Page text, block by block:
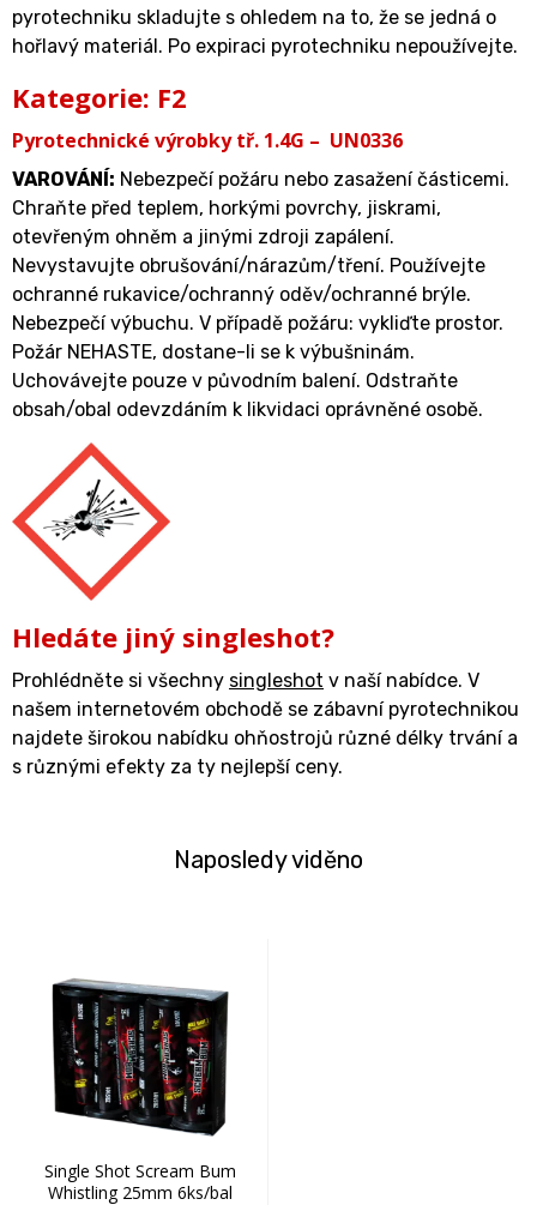
pyrotechniku skladujte s ohledem na to, že se jedná o
hořlavý materiál. Po expiraci pyrotechniku nepoužívejte.
Kategorie: F2
Pyrotechnické výrobky tř. 1.4G – UN0336
VAROVÁNÍ: Nebezpečí požáru nebo zasažení částicemi.
Chraňte před teplem, horkými povrchy, jiskrami,
otevřeným ohněm a jinými zdroji zapálení.
Nevystavujte obrušování/nárazům/tření. Používejte
ochranné rukavice/ochranný oděv/ochranné brýle.
Nebezpečí výbuchu. V případě požáru: vykliďte prostor.
Požár NEHASTE, dostane-li se k výbušninám.
Uchovávejte pouze v původním balení. Odstraňte
obsah/obal odevzdáním k likvidaci oprávněné osobě.
Hledáte jiný singleshot?
Prohlédněte si všechny singleshot v naší nabídce. V
našem internetovém obchodě se zábavní pyrotechnikou
najdete širokou nabídku ohňostrojů různé délky trvání a
s různými efekty za ty nejlepší ceny.
Naposledy viděno
Single Shot Scream Bum
Whistling 25mm 6ks/bal